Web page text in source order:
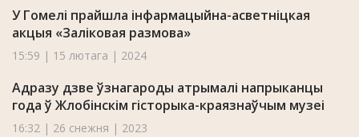
У Гомелі прайшла інфармацыйна-асветніцкая
акцыя «Заліковая размова»
15:59 | 15 лютага | 2024
Адразу дзве ўзнагароды атрымалі напрыканцы
года ў Жлобінскім гісторыка-краязнаўчым музеі
16:32 | 26 снежня | 2023